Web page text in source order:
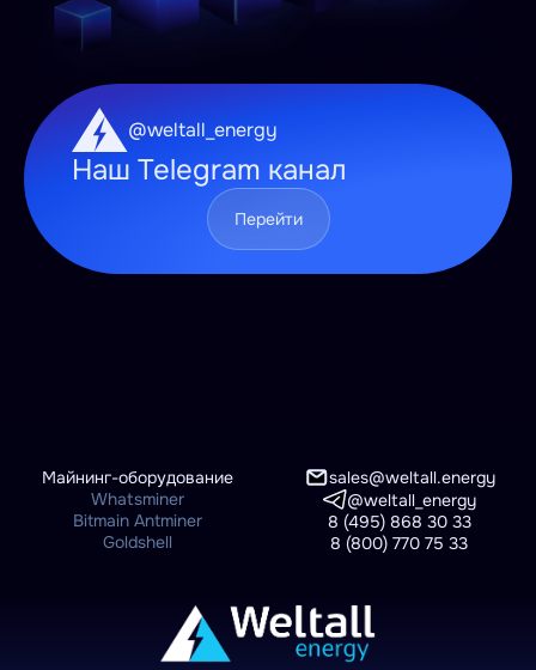
@weltall_energy
Наш Telegram канал
Перейти
Майнинг-оборудование
Whatsminer
Bitmain Antminer
Goldshell
sales@weltall.energy
@weltall_energy
8 (495) 868 30 33
8 (800) 770 75 33